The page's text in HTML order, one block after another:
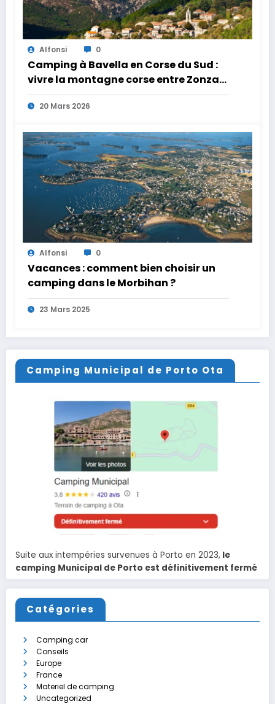
Alfonsi 0
Camping à Bavella en Corse du Sud :
vivre la montagne corse entre Zonza
et Quenza
20 Mars 2026
Alfonsi 0
Vacances : comment bien choisir un
camping dans le Morbihan ?
23 Mars 2025
Camping Municipal de Porto Ota
Suite aux intempéries survenues à Porto en 2023, le
camping Municipal de Porto est définitivement fermé
Catégories
Camping car
Conseils
Europe
France
Materiel de camping
Uncategorized